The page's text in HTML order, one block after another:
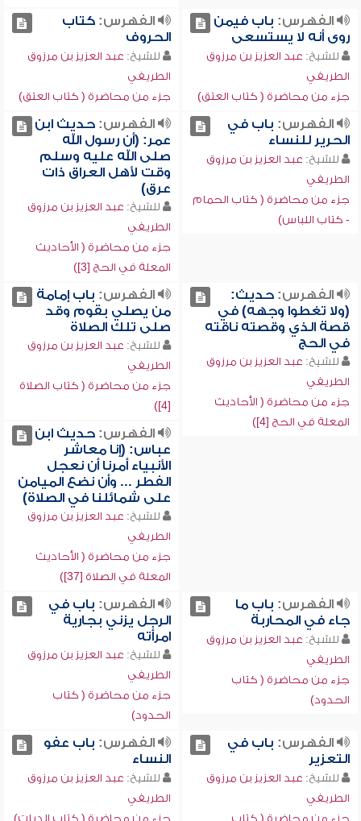
الفهرس: باب فيمن
روى أنه لا يستسعى
للشيخ: عبد العزيز بن مرزوق
الطريفي
جزء من محاضرة ( كتاب العتق)
الفهرس:كتاب
الحروف
للشيخ: عبد العزيز بن مرزوق
الطريفي
جزء من محاضرة ( كتاب العتق)
الفهرس: باب في
الحرير للنساء
للشيخ: عبد العزيز بن مرزوق
الطريفي
جزء من محاضرة ( كتاب الحمام
- كتاب اللباس)
الفهرس:حديث ابن
عمر: (أن رسول الله
صلى الله عليه وسلم
وقت لأهل العراق ذات
عرق)
للشيخ: عبد العزيز بن مرزوق
الطريفي
جزء من محاضرة ( الأحاديث
المعلة في الحج [3])
الفهرس:حديث:
(ولا تغطوا وجهه) في
قصة الذي وقصته ناقته
في الحج
للشيخ: عبد العزيز بن مرزوق
الطريفي
جزء من محاضرة ( الأحاديث
المعلة في الحج [4])
الفهرس: باب إمامة
من يصلي بقوم وقد
صلى تلك الصلاة
للشيخ: عبد العزيز بن مرزوق
الطريفي
جزء من محاضرة ( كتاب الصلاة
[4])
الفهرس:حديث ابن
عباس: (إنا معاشر
الأنبياء أمرنا أن نعجل
الفطر ... وأن نضع الميامن
على شمائلنا في الصلاة)
للشيخ: عبد العزيز بن مرزوق
الطريفي
جزء من محاضرة ( الأحاديث
المعلة في الصلاة [37])
الفهرس: باب ما
جاء في المحاربة
للشيخ: عبد العزيز بن مرزوق
الطريفي
جزء من محاضرة ( كتاب
الحدود)
الفهرس: باب في
الرجل يزني بجارية
امرأته
للشيخ: عبد العزيز بن مرزوق
الطريفي
جزء من محاضرة ( كتاب
الحدود)
الفهرس: باب في
التعزير
للشيخ: عبد العزيز بن مرزوق
الطريفي
جزء من محاضرة ( كتاب
الفهرس: باب عفو
النساء
للشيخ: عبد العزيز بن مرزوق
الطريفي
جزء من محاضرة ( كتاب الديات)